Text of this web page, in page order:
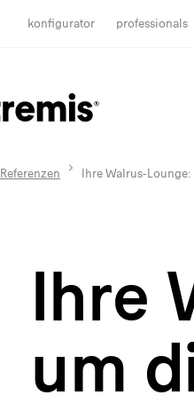
konfigurator professionals
Referenzen Ihre Walrus-
Ihre
um